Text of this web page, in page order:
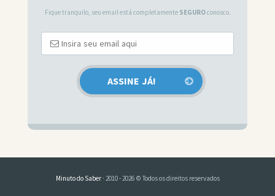
Fique tranquilo, seu email está completamente SEGUROconosco.
Minuto do Saber· 2010 - 2026 © Todos os direitos reservados